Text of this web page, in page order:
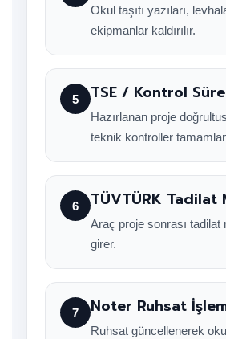
Okul taşıtı yazıları,
ekipmanlar kaldırılır.
5 TSE / Kontrol
Hazırlanan proje
teknik kontroller
6 TÜVTÜRK Tadilat
Araç proje sonrası tadilat
girer.
7 Noter Ruhsat
Ruhsat güncellenerek